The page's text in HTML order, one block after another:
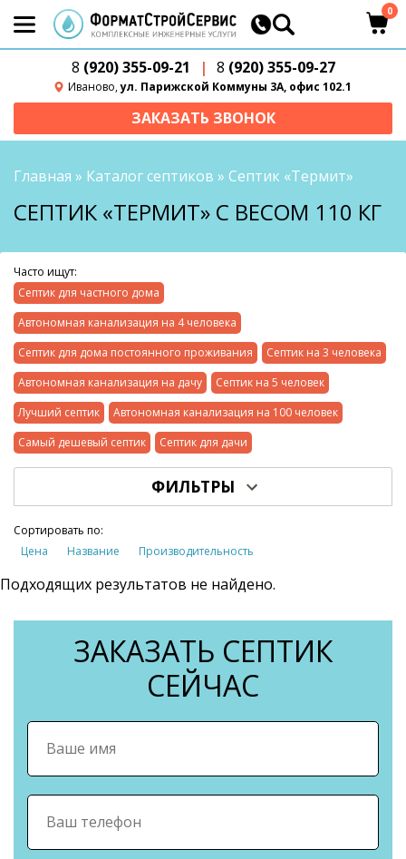
8 (920) 355-09-21 | 8 (920) 355-09-27
Иваново,ул. Парижской Коммуны 3А, офис 102.1
0
ЗАКАЗАТЬ ЗВОНОК
Главная » Каталог септиков » Септик «Термит»
СЕПТИК «ТЕРМИТ» С ВЕСОМ 110 КГ
Часто ищут:
Септик для частного дома
Автономная канализация на 4 человека
Септик для дома постоянного проживания
Септик на 3 человека
Автономная канализация на дачу
Септик на 5 человек
Лучший септик
Автономная канализация на 100 человек
Самый дешевый септик
Септик для дачи
ФИЛЬТРЫ
Сортировать по:
Цена
Название Производительность
Подходящих результатов не найдено.
ЗАКАЗАТЬ СЕПТИК
СЕЙЧАС